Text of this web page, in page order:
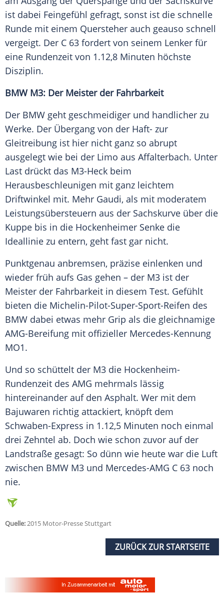
ist dabei Feingefühl gefragt, sonst ist die schnelle
Runde mit einem Quersteher auch geauso schnell
vergeigt. Der C 63 fordert von seinem Lenker für
eine Rundenzeit von 1.12,8 Minuten höchste
Disziplin.
BMW M3: Der Meister der Fahrbarkeit
Der BMW geht geschmeidiger und handlicher zu
Werke. Der Übergang von der Haft- zur
Gleitreibung ist hier nicht ganz so abrupt
ausgelegt wie bei der Limo aus Affalterbach. Unter
Last drückt das M3-Heck beim
Herausbeschleunigen mit ganz leichtem
Driftwinkel mit. Mehr Gaudi, als mit moderatem
Leistungsübersteuern aus der Sachskurve über die
Kuppe bis in die Hockenheimer Senke die
Ideallinie zu entern, geht fast gar nicht.
Punktgenau anbremsen, präzise einlenken und
wieder früh aufs Gas gehen – der M3 ist der
Meister der Fahrbarkeit in diesem Test. Gefühlt
bieten die Michelin-Pilot-Super-Sport-Reifen des
BMW dabei etwas mehr Grip als die gleichnamige
AMG-Bereifung mit offizieller Mercedes-Kennung
MO1.
Und so schüttelt der M3 die Hockenheim-
Rundenzeit des AMG mehrmals lässig
hintereinander auf den Asphalt. Wer mit dem
Bajuwaren richtig attackiert, knöpft dem
Schwaben-Express in 1.12,5 Minuten noch einmal
drei Zehntel ab. Doch wie schon zuvor auf der
Landstraße gesagt: So dünn wie heute war die Luft
zwischen BMW M3 und Mercedes-AMG C 63 noch
nie.
Quelle:2015 Motor-Presse Stuttgart
ZURÜCK ZUR STARTSEITE